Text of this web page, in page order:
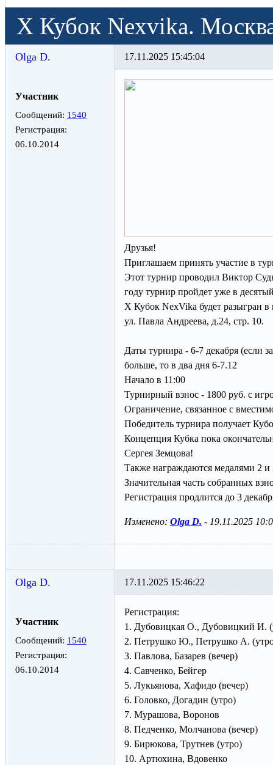
Х Кубок Nexvika.
Olga D.
Участник
Сообщений: 1540
Регистрация:
06.10.2014
17.11.2025 15:45:04
Друзья!
Приглашаем принять участие в
Этот турнир проводил Виктор
году турнир пройдет уже в
Х Кубок NexVika будет разыгран
ул. Павла Андреева, д.24, стр. 10.
Даты турнира - 6-7 декабря (если
больше, то в два дня 6-7.12
Начало в 11:00
Турнирный взнос - 1800 руб. с
Ограничение, связанное с
Победитель турнира получает
Концепция Кубка пока
Сергея Земцова!
Также награждаются медалями 2 и
Значительная часть собранных
Регистрация продлится до 3
Изменено: Olga D. - 19.11.2025
Olga D.
Участник
Сообщений: 1540
Регистрация:
06.10.2014
17.11.2025 15:46:22
Регистрация:
1. Дубовицкая О., Дубовицкий И.
2. Петрушко Ю., Петрушко А.
3. Павлова, Базарев (вечер)
4. Савченко, Бейгер
5. Лукьянова, Хафидо (вечер)
6. Головко, Догадин (утро)
7. Мурашова, Воронов
8. Педченко, Молчанова (вечер)
9. Бирюкова, Трутнев (утро)
10. Артюхина, Вдовенко